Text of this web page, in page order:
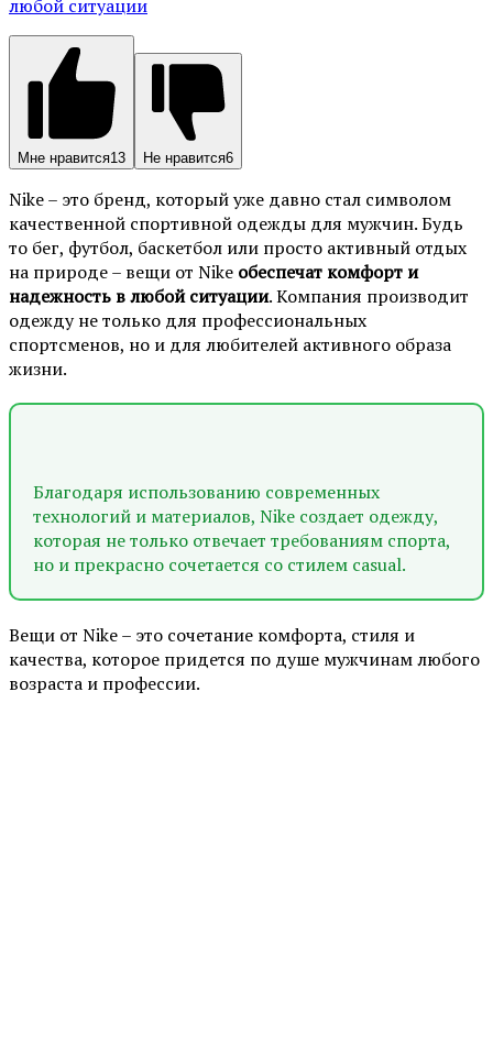
Мне нравится13 Не нравится6
Nike – это бренд, который уже давно стал символом
качественной спортивной одежды для мужчин. Будь
то бег, футбол, баскетбол или просто активный отдых
на природе – вещи от Nike обеспечат комфорт и
надежность в любой ситуации. Компания производит
одежду не только для профессиональных
спортсменов, но и для любителей активного образа
жизни.
Благодаря использованию современных
технологий и материалов, Nike создает одежду,
которая не только отвечает требованиям спорта,
но и прекрасно сочетается со стилем casual.
Вещи от Nike – это сочетание комфорта, стиля и
качества, которое придется по душе мужчинам любого
возраста и профессии.